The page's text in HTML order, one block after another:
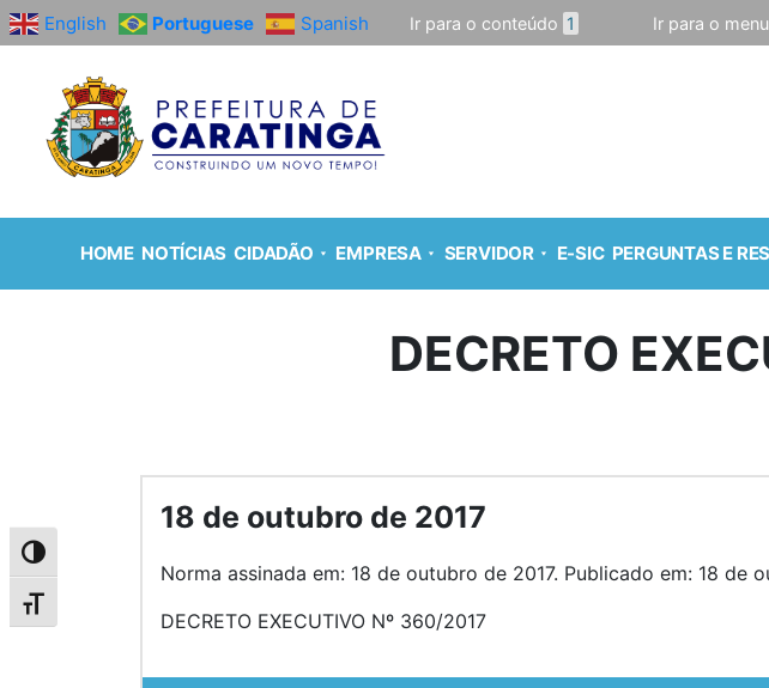
Alternar alto contraste
Alternar tamanho da fonte
English Portuguese Spanish Ir para o conteúdo 1 Ir para o menu
HOME NOTÍCIAS CIDADÃO EMPRESA SERVIDOR E-SIC PERGUNTAS E
DECRETO
18 de outubro de 2017
Norma assinada em: 18 de outubro de 2017. Publicado em: 18 de
DECRETO EXECUTIVO Nº 360/2017